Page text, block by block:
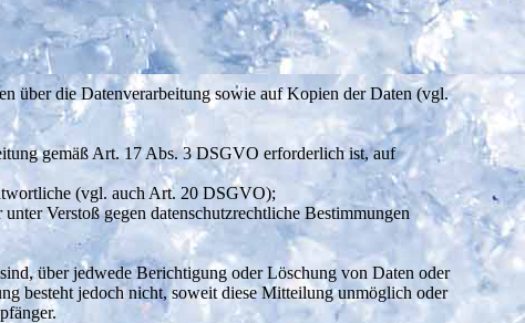
über die Datenverarbeitung sowie auf Kopien der Daten (vgl.
gemäß Art. 17 Abs. 3 DSGVO erforderlich ist, auf
(vgl. auch Art. 20 DSGVO);
Verstoß gegen datenschutzrechtliche Bestimmungen
über jedwede Berichtigung oder Löschung von Daten oder
besteht jedoch nicht, soweit diese Mitteilung unmöglich oder